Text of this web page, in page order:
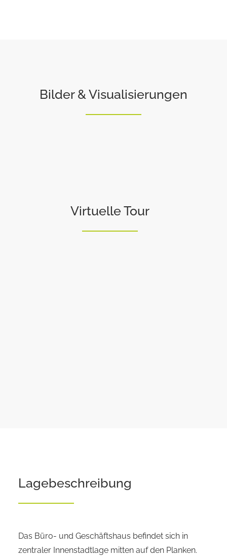
Bilder & Visualisierungen
Virtuelle Tour
Lagebeschreibung
Das Büro- und Geschäftshaus befindet sich in
zentraler Innenstadtlage mitten auf den Planken.